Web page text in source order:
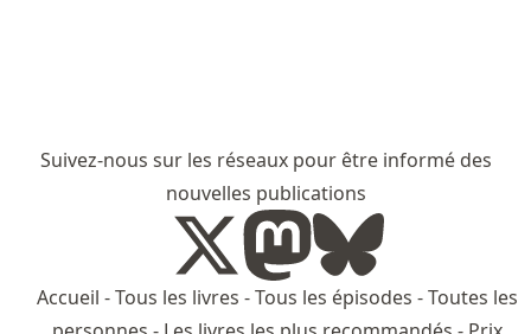
Suivez-nous sur les réseaux pour être informé des
nouvelles publications
Accueil -Tous les livres -Tous les épisodes -Toutes les